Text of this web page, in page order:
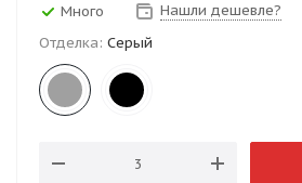
Много
Нашли дешевле?
Отделка: Серый